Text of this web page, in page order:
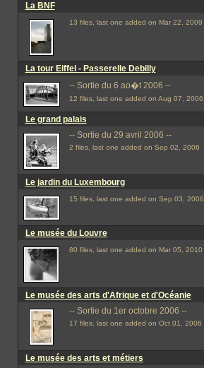
La BNF
13 files, last one added on Mar 22, 2009
La tour Eiffel - Passerelle Debilly
-- Sortie du 6 ao�t 2006 --
12 files, last one added on Aug 07, 2006
Le grand palais
-- Sortie du 29 avril 2006 --
2 files, last one added on Sep 02, 2006
Le jardin du Luxembourg
15 files, last one added on Sep 03, 2006
Le musée du Louvre
80 files, last one added on Mar 05, 2010
Le musée des arts d'Afrique et d'Océanie
-- Sortie du 1er octobre 2006 --
17 files, last one added on Oct 01, 2006
Le musée des arts et métiers